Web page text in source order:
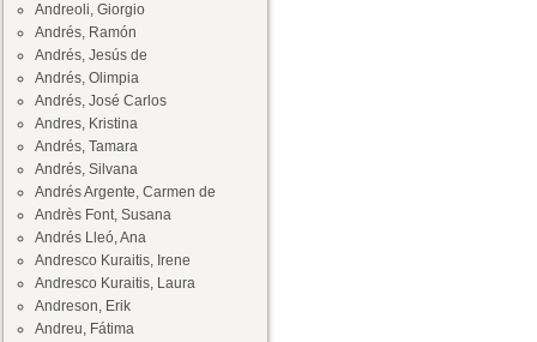
Andreoli, Giorgio
Andrés, Ramón
Andrés, Jesús de
Andrés, Olimpia
Andrés, José Carlos
Andres, Kristina
Andrés, Tamara
Andrés, Silvana
Andrés Argente, Carmen de
Andrès Font, Susana
Andrés Lleó, Ana
Andresco Kuraitis, Irene
Andresco Kuraitis, Laura
Andreson, Erik
Andreu, Fátima